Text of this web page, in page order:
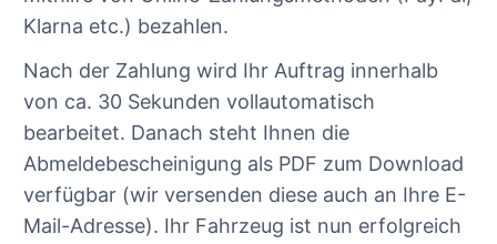
Klarna etc.) bezahlen.
Nach der Zahlung wird Ihr Auftrag innerhalb
von ca. 30 Sekunden vollautomatisch
bearbeitet. Danach steht Ihnen die
Abmeldebescheinigung als PDF zum Download
verfügbar (wir versenden diese auch an Ihre E-
Mail-Adresse). Ihr Fahrzeug ist nun erfolgreich